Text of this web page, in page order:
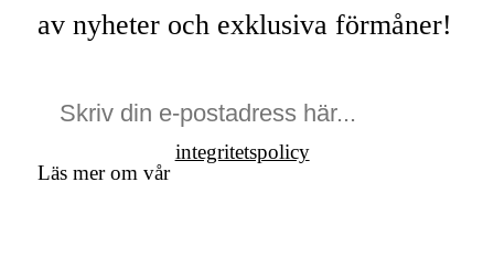
av nyheter och exklusiva förmåner!
Läs mer om vår
integritetspolicy